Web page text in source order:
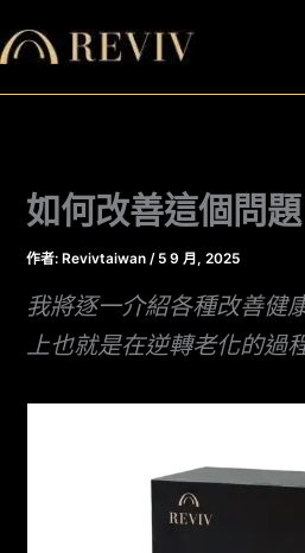
至
主
要
如何改善這個問題
作者: Revivtaiwan/ 5 9 月, 2025
我將逐一介紹各種改善健
上也就是在逆轉老化的過